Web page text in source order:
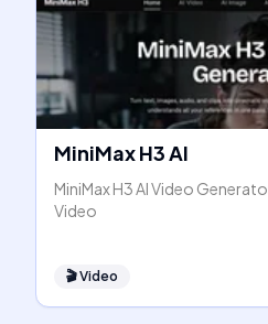
MiniMax H3 AI
MiniMax H3 AI Video
Video
🎬Video